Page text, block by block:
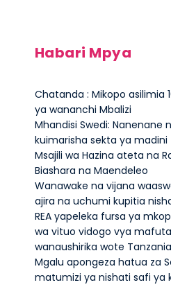
Habari Mpya
Chatanda : Mikopo asilimia
ya wananchi Mbalizi
Mhandisi Swedi: Nanenane
kuimarisha sekta ya madini
Msajili wa Hazina ateta na
Biashara na Maendeleo
Wanawake na vijana
ajira na uchumi kupitia
REA yapeleka fursa ya
wa vituo vidogo vya
wanaushirika wote Tanzania
Mgalu apongeza hatua za
matumizi ya nishati safi ya